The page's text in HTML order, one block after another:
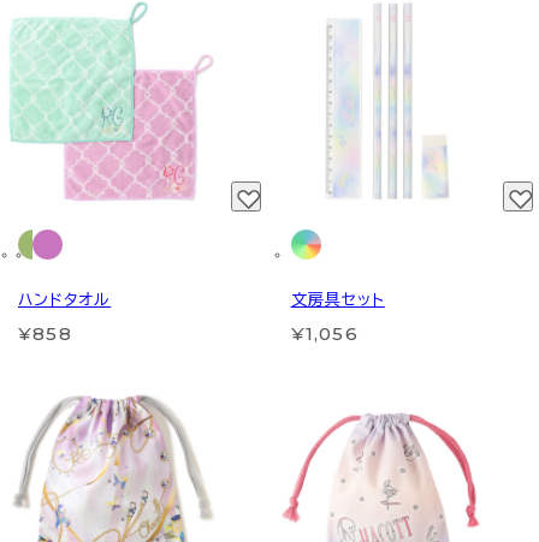
ハンドタオル
¥858
文房具セット
¥1,056